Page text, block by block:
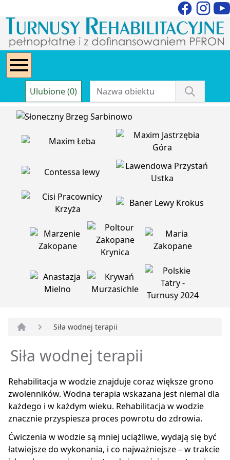
Ulubione (0)
Siła wodnej terapii
Siła wodnej terapii
Rehabilitacja w wodzie znajduje coraz większe grono
zwolenników. Wodna terapia wskazana jest niemal dla
każdego i w każdym wieku. Rehabilitacja w wodzie
znacznie przyspiesza proces powrotu do zdrowia.
Ćwiczenia w wodzie są mniej uciążliwe, wydają się być
łatwiejsze do wykonania, i co najważniejsze – w trakcie